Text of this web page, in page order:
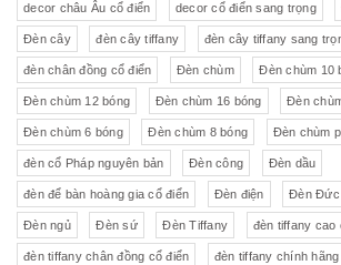
decor châu Âu cổ điển decor cổ điển sang trọng
Đèn cây đèn cây tiffany đèn cây tiffany sang
đèn chân đồng cổ điển Đèn chùm Đèn chùm 10
Đèn chùm 12 bóng Đèn chùm 16 bóng Đèn
Đèn chùm 6 bóng Đèn chùm 8 bóng Đèn chùm
đèn cổ Pháp nguyên bản Đèn công Đèn dầu
đèn để bàn hoàng gia cổ điển Đèn điện Đèn Đức
Đèn ngủ Đèn sứ Đèn Tiffany đèn tiffany cao
đèn tiffany chân đồng cổ điển đèn tiffany chính hãng